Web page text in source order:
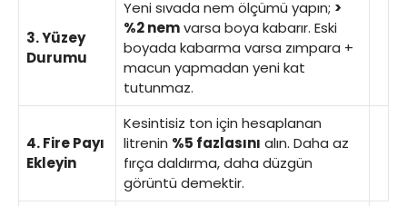
3. Yüzey
Durumu
Yeni sıvada nem ölçümü yapın; >
%2 nemvarsa boya kabarır. Eski
boyada kabarma varsa zımpara +
macun yapmadan yeni kat
tutunmaz.
4. Fire Payı
Ekleyin
Kesintisiz ton için hesaplanan
litrenin %5 fazlasını alın. Daha az
fırça daldırma, daha düzgün
görüntü demektir.